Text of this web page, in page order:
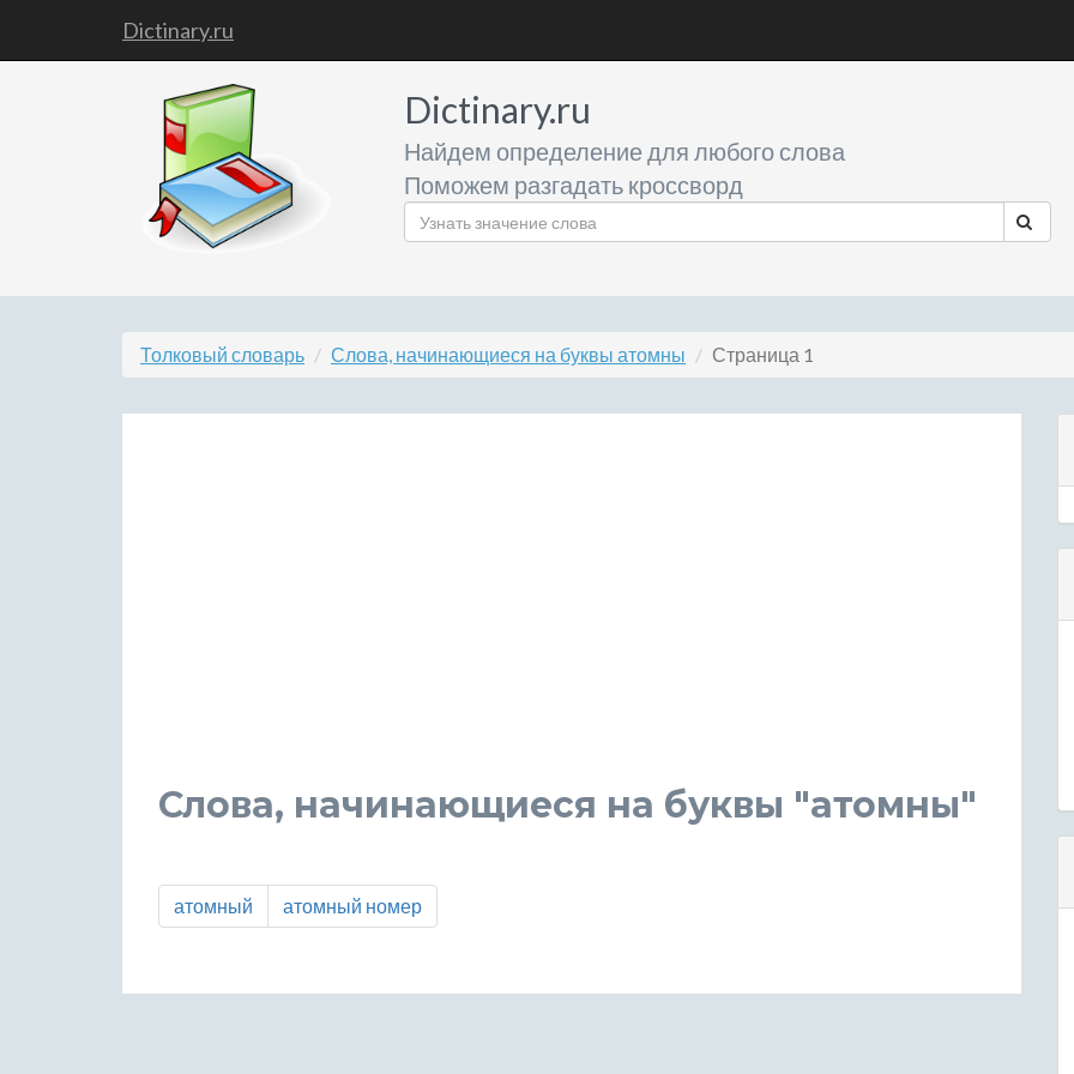
Dictinary.ru
Dictinary.ru
Найдем определение для любого слова
Поможем разгадать кроссворд
Толковый словарь Слова, начинающиеся на буквы атомны Страница 1
Слова, начинающиеся на буквы "атомны"
атомный атомный номер